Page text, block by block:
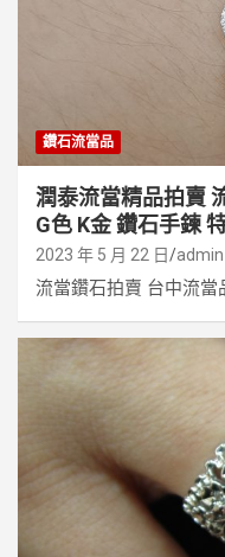
鑽石流當品
潤泰流當精品拍賣
G色 K金 鑽石手鍊
2023 年 5 月 22 日 admin
流當鑽石拍賣 台中流當